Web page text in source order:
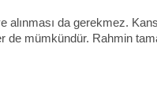
alınması da gerekmez.
de mümkündür. Rahmin